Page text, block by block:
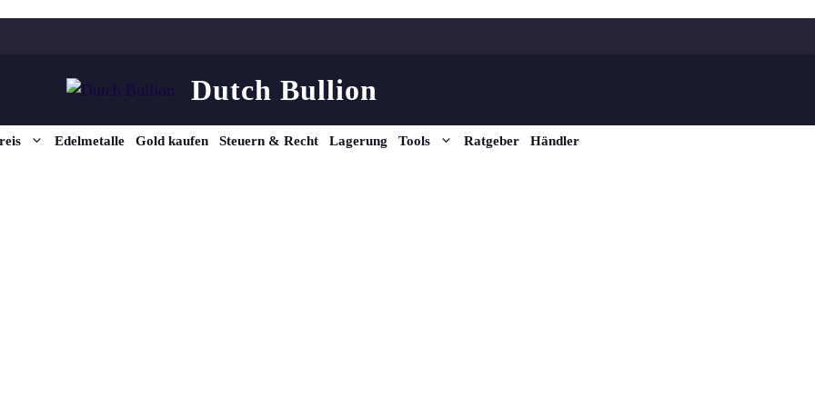
Dutch Bullion
Edelmetalle Gold kaufen Steuern & Recht Lagerung Tools Ratgeber Händler